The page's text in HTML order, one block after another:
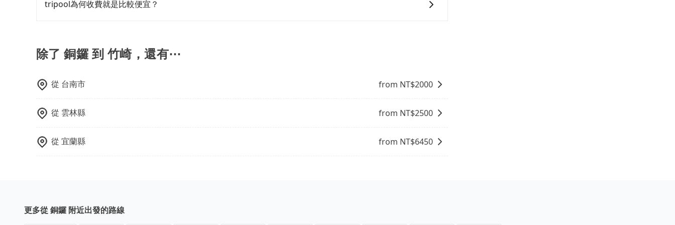
身心障礙證明、記者證或「高速公路高乘載管制」通行證之小型車。如果您的出行路線會經過高乘載管制時段和
tripool為何收費就是比較便宜？
顧客評分較低的司機，且車輛均要求5年內新車，司機也絕對不會在車內吸煙，於新冠肺炎期間也絕對全程配戴
口罩。tripool之所以能將價格壓在市價7~8折的主因來自於自行研發的AI車輛調度演算法，能有效降低空車率，
能用更少的司機來服務更多的旅客，意味著使用到不熟悉的司機或者轉單給其他車行的情況比同行更低，如此便
反應在服務品質的控管會更佳。但tripool網站上的價格是動態的，一般來說越早預訂價格越優，且保證前一天中
午以前均可全額取消退費，如已經決定好要從銅鑼去竹崎，請儘早下訂以把握最划算的價格。
除了 銅鑼 到 竹崎，還有⋯
從 台南市 from NT$2000
從 雲林縣 from NT$2500
從 宜蘭縣 from NT$6450
更多從 銅鑼 附近出發的路線